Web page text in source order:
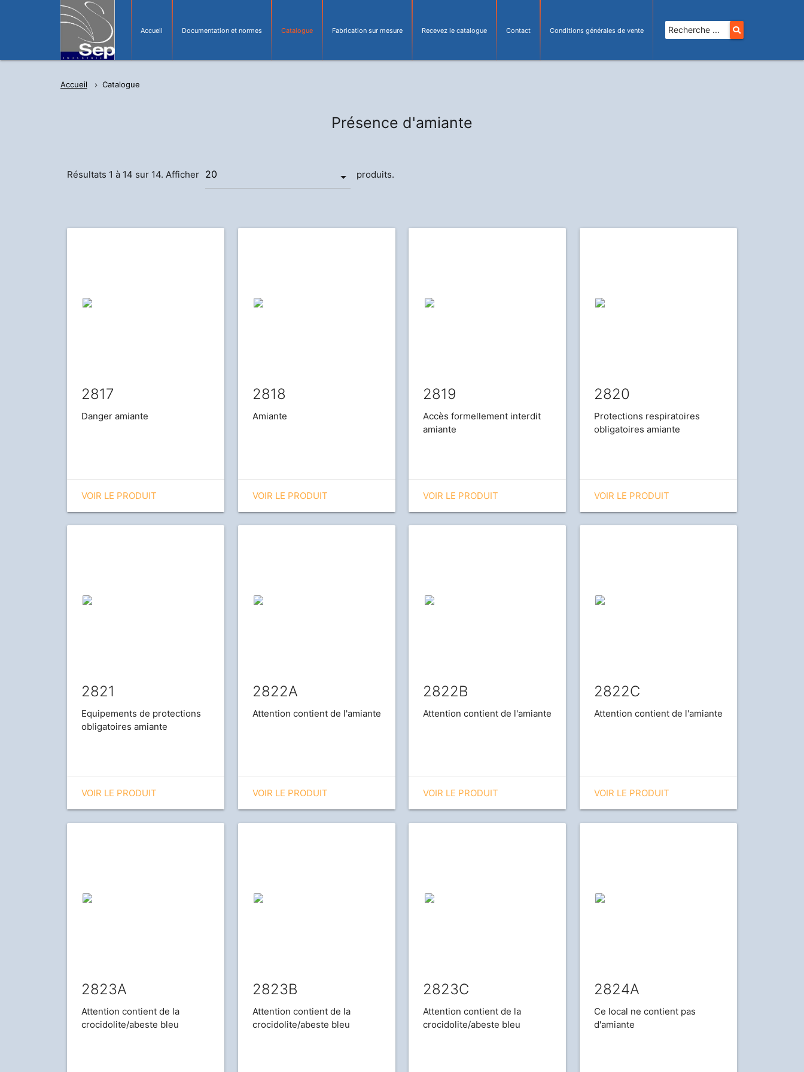
Accueil Documentation et normes Catalogue Fabrication sur mesure Recevez le catalogue Contact Conditions générales de vente
Accueil Catalogue
Présence d'amiante
Résultats 1 à 14 sur 14. Afficher produits.
2817
Danger amiante
VOIR LE PRODUIT
2818
Amiante
VOIR LE PRODUIT
2819
Accès formellement interdit
amiante
VOIR LE PRODUIT
2820
Protections respiratoires
obligatoires amiante
VOIR LE PRODUIT
2821
Equipements de protections
obligatoires amiante
VOIR LE PRODUIT
2822A
Attention contient de l'amiante
VOIR LE PRODUIT
2822B
Attention contient de l'amiante
VOIR LE PRODUIT
2822C
Attention contient de l'amiante
VOIR LE PRODUIT
2823A
Attention contient de la
crocidolite/abeste bleu
2823B
Attention contient de la
crocidolite/abeste bleu
2823C
Attention contient de la
crocidolite/abeste bleu
2824A
Ce local ne contient pas
d'amiante